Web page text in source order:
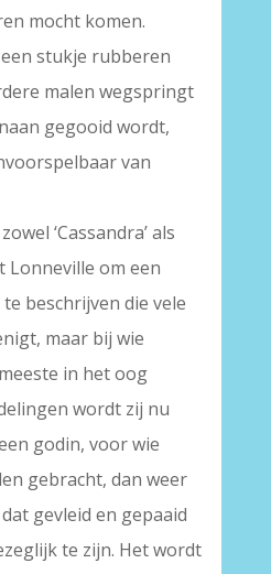
mocht komen.
stukje rubberen
malen wegspringt
gegooid wordt,
van
‘Cassandra’ als
Lonneville om een
beschrijven die vele
maar bij wie
in het oog
wordt zij nu
godin, voor wie
gebracht, dan weer
gevleid en gepaaid
te zijn. Het wordt